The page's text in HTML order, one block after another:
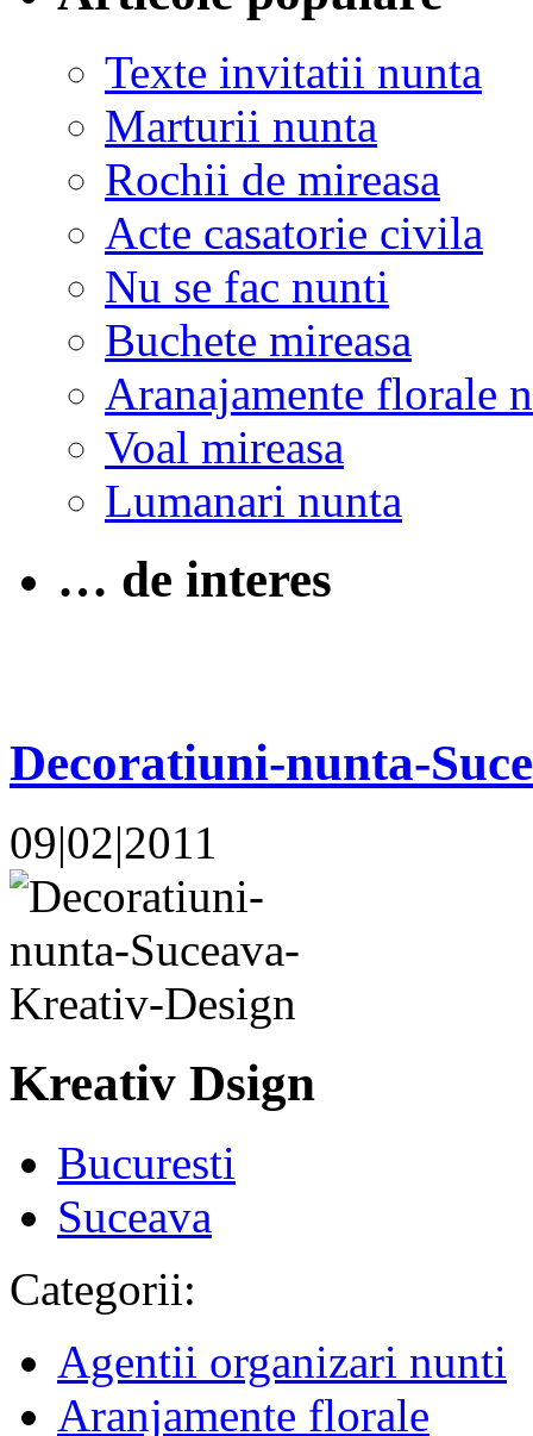
Texte invitatii nunta
Marturii nunta
Rochii de mireasa
Acte casatorie civila
Nu se fac nunti
Buchete mireasa
Aranajamente florale
Voal mireasa
Lumanari nunta
… de interes
Decoratiuni-nunta-
09|02|2011
Kreativ Dsign
Bucuresti
Suceava
Categorii:
Agentii organizari nunti
Aranjamente florale